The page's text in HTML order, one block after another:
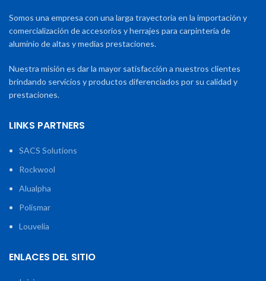
Somos una empresa con una larga trayectoria en la importación y
comercialización de accesorios y herrajes para carpintería de
aluminio de altas y medias prestaciones.
Nuestra misión es dar la mayor satisfacción a nuestros clientes
brindando servicios y productos diferenciados por su calidad y
prestaciones.
LINKS PARTNERS
SACS Solutions
Rockwool
Alualpha
Polismar
Louvelia
ENLACES DEL SITIO